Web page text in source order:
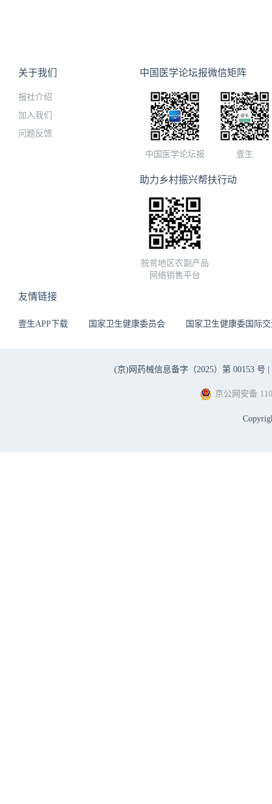
关于我们
报社介绍
加入我们
问题反馈
中国医学论坛报微信矩阵
中国医学论坛报 壹生
助力乡村振兴帮扶行动
脱贫地区农副产品
网络销售平台
友情链接
壹生APP下载 国家卫生健康委员会 国家卫生健康委国际
(京)网药械信息备字（2025）第 00153 号 |
京公网安备